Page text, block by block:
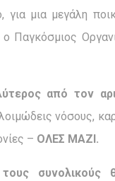
για μια μεγάλη
από τον
νόσους,
– ΟΛΕΣ ΜΑΖΙ.
τους συνολικούς